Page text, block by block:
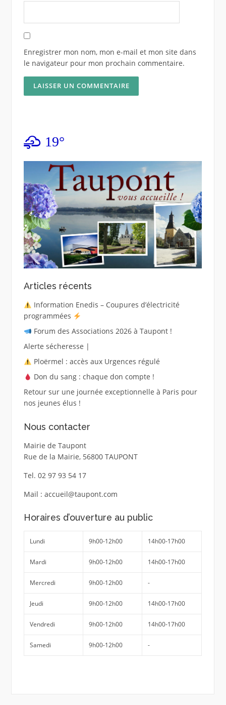
Enregistrer mon nom, mon e-mail et mon site dans
le navigateur pour mon prochain commentaire.
19°
Articles récents
Information Enedis – Coupures d’électricité
programmées
Forum des Associations 2026 à Taupont !
Alerte sécheresse |
Ploërmel : accès aux Urgences régulé
Don du sang : chaque don compte !
Retour sur une journée exceptionnelle à Paris pour
nos jeunes élus !
Nous contacter
Mairie de Taupont
Rue de la Mairie, 56800 TAUPONT
Tel. 02 97 93 54 17
Mail : accueil@taupont.com
Horaires d’ouverture au public
Lundi 9h00-12h00 14h00-17h00
Mardi 9h00-12h00 14h00-17h00
Mercredi 9h00-12h00 -
Jeudi 9h00-12h00 14h00-17h00
Vendredi 9h00-12h00 14h00-17h00
Samedi 9h00-12h00 -